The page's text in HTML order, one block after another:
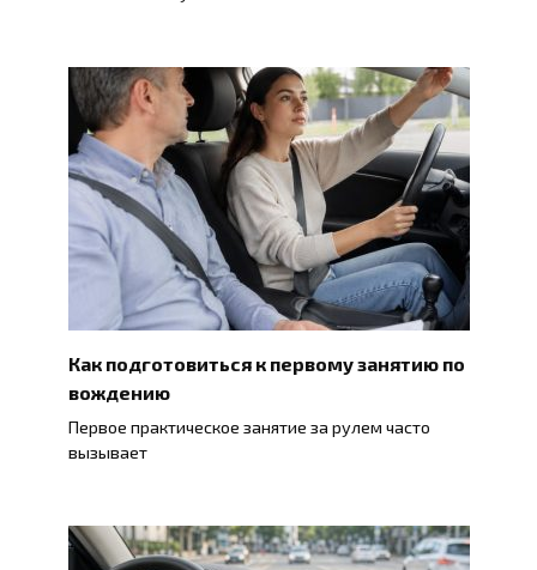
Как подготовиться к первому занятию по
вождению
Первое практическое занятие за рулем часто
вызывает